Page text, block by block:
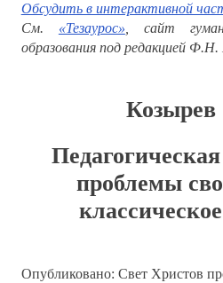
Обсудить в интерактивной
См. «Тезаурос» , сайт
образования под редакцией Ф.Н.
проблемы
Опубликовано: Свет Христов